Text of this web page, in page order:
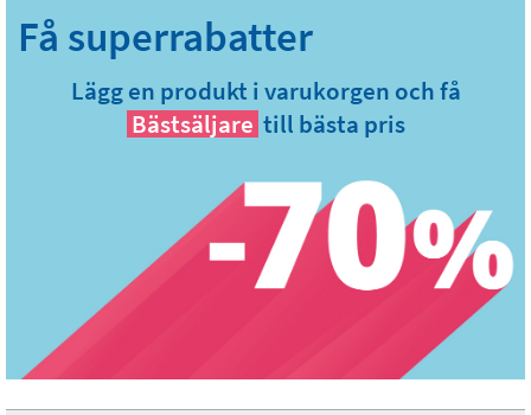
Lägg en produkt i varukorgen och få
Bästsäljare till bästa pris